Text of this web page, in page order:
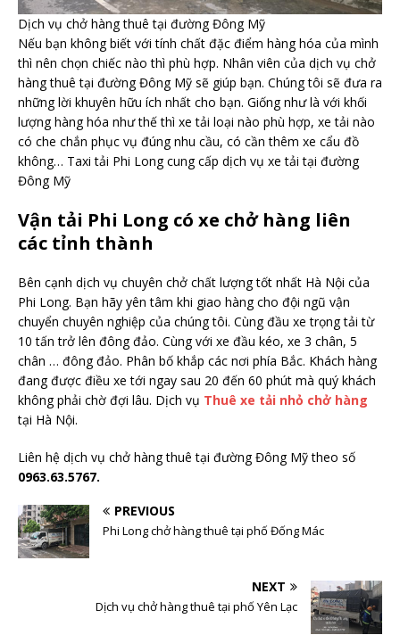
Dịch vụ chở hàng thuê tại đường Đông Mỹ
Nếu bạn không biết với tính chất đặc điểm hàng hóa của mình
thì nên chọn chiếc nào thì phù hợp. Nhân viên của dịch vụ chở
hàng thuê tại đường Đông Mỹ sẽ giúp bạn. Chúng tôi sẽ đưa ra
những lời khuyên hữu ích nhất cho bạn. Giống như là với khối
lượng hàng hóa như thế thì xe tải loại nào phù hợp, xe tải nào
có che chắn phục vụ đúng nhu cầu, có cần thêm xe cẩu đồ
không… Taxi tải Phi Long cung cấp dịch vụ xe tải tại đường
Đông Mỹ
Vận tải Phi Long có xe chở hàng liên
các tỉnh thành
Bên cạnh dịch vụ chuyên chở chất lượng tốt nhất Hà Nội của
Phi Long. Bạn hãy yên tâm khi giao hàng cho đội ngũ vận
chuyển chuyên nghiệp của chúng tôi. Cùng đầu xe trọng tải từ
10 tấn trở lên đông đảo. Cùng với xe đầu kéo, xe 3 chân, 5
chân … đông đảo. Phân bố khắp các nơi phía Bắc. Khách hàng
đang được điều xe tới ngay sau 20 đến 60 phút mà quý khách
không phải chờ đợi lâu. Dịch vụ Thuê xe tải nhỏ chở hàng
tại Hà Nội.
Liên hệ dịch vụ chở hàng thuê tại đường Đông Mỹ theo số
0963.63.5767.
PREVIOUS
Phi Long chở hàng thuê tại phố Đống Mác
NEXT
Dịch vụ chở hàng thuê tại phố Yên Lạc